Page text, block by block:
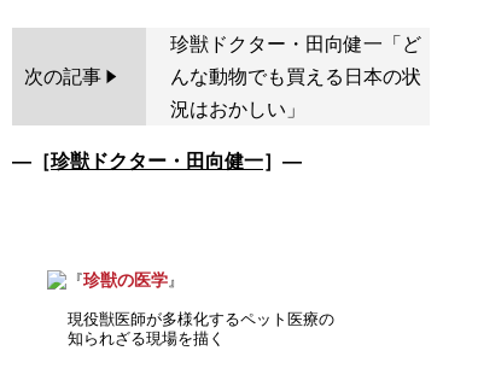
次の記事
珍獣ドクター・田向健一「ど
んな動物でも買える日本の状
況はおかしい」
―［珍獣ドクター・田向健一］―
『珍獣の医学』
現役獣医師が多様化するペット医療の
知られざる現場を描く